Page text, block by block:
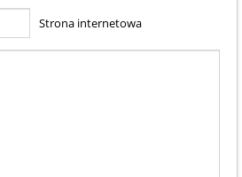
Strona internetowa